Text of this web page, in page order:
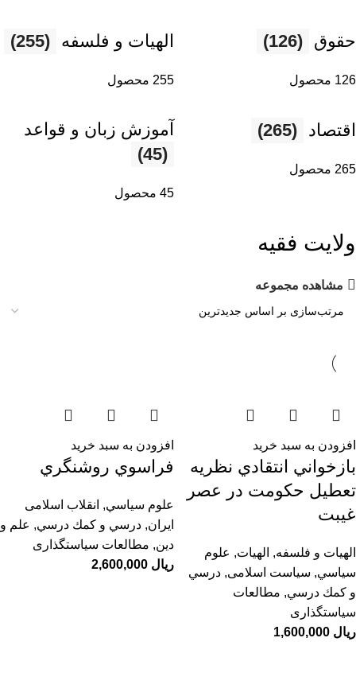
حقوق (126)
126 محصول
الهیات و فلسفه (255)
255 محصول
اقتصاد (265)
265 محصول
آموزش زبان و قواعد
(45)
45 محصول
ولايت فقيه
مشاهده مجموعه
افزودن به سبد خرید
بازخواني انتقادي نظريه
تعطيل حكومت در عصر
غيبت
الهیات و فلسفه, الهيات, علوم
سياسي, سیاست اسلامی, درسي
و كمك درسي, مطالعات
سیاستگذاری
ریال
افزودن به سبد خرید
فراسوي روشنگري
علوم سياسي, انقلاب اسلامی
ایران, درسي و كمك درسي, علم و
دین, مطالعات سیاستگذاری
ریال